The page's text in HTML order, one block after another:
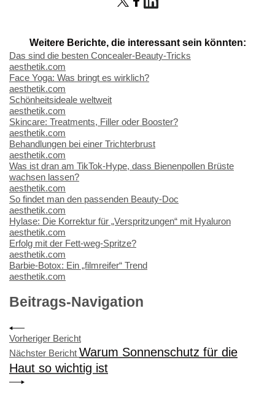
Weitere Berichte, die interessant sein könnten:
Das sind die besten Concealer-Beauty-Tricks
aesthetik.com
Face Yoga: Was bringt es wirklich?
aesthetik.com
Schönheitsideale weltweit
aesthetik.com
Skincare: Treatments, Filler oder Booster?
aesthetik.com
Behandlungen bei einer Trichterbrust
aesthetik.com
Was ist dran am TikTok-Hype, dass Bienenpollen Brüste
wachsen lassen?
aesthetik.com
So findet man den passenden Beauty-Doc
aesthetik.com
Hylase: Die Korrektur für „Verspritzungen“ mit Hyaluron
aesthetik.com
Erfolg mit der Fett-weg-Spritze?
aesthetik.com
Barbie-Botox: Ein „filmreifer“ Trend
aesthetik.com
Beitrags-Navigation
Vorheriger Bericht
Nächster Bericht Warum Sonnenschutz für die
Haut so wichtig ist